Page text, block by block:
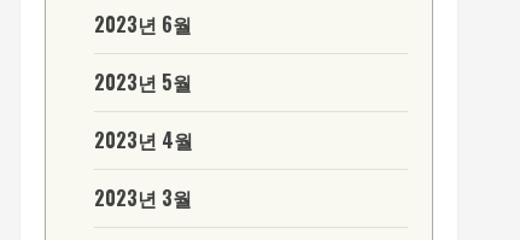
2023년 6월
2023년 5월
2023년 4월
2023년 3월